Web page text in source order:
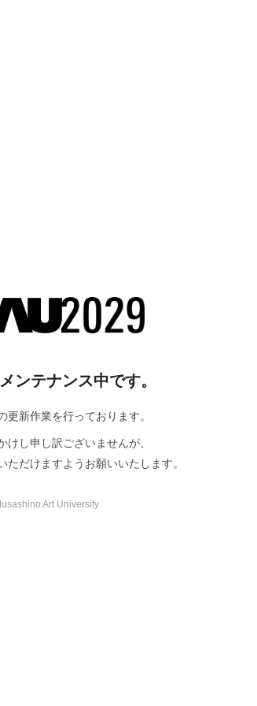
ンテナンス中です。
更新作業を行っております。
けし申し訳ございませんが、
ただけますようお願いいたします。
Art University